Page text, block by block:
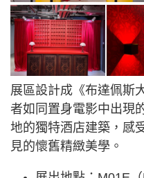
展區設計成《布達佩斯
者如同置身電影中出現
地的獨特酒店建築，感
見的懷舊精緻美學。